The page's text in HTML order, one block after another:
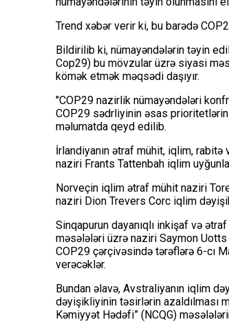
Trend xəbər verir ki, bu barədə
Bildirilib ki, nümayəndələrin təyin
Cop29) bu mövzular üzrə siyasi
kömək etmək məqsədi daşıyır.
"COP29 nazirlik nümayəndələri
COP29 sədrliyinin əsas
məlumatda qeyd edilib.
İrlandiyanın ətraf mühit, iqlim,
naziri Frants Tattenbah iqlim
Norveçin iqlim ətraf mühit naziri
naziri Dion Trevers Corc iqlim
Sinqapurun dayanıqlı inkişaf və
məsələləri üzrə naziri Saymon
COP29 çərçivəsində tərəflərə 6-cı
verəcəklər.
Bundan əlavə, Avstraliyanın iqlim
dəyişikliyinin təsirlərin azaldılması
Kəmiyyət Hədəfi” (NCQG)